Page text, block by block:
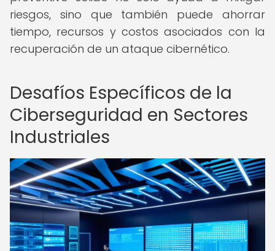
riesgos, sino que también puede ahorrar
tiempo, recursos y costos asociados con la
recuperación de un ataque cibernético.
Desafíos Específicos de la
Ciberseguridad en Sectores
Industriales